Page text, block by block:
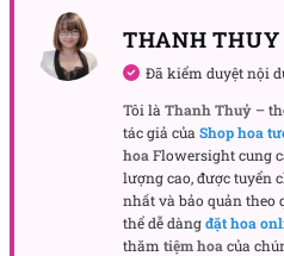
khắc chữ tinh xảo.
Phúc An Khang – Món
Phúc An Khang phù hợp
sự đa dạng trong ứng
chỉ đẹp mắt mà còn mang
người tặng dễ dàng bày tỏ
Hoa mừng khai trương
THANH THUY
Đã kiểm duyệt nội
Tôi là Thanh Thuỷ –
tác giả của Shop hoa
hoa Flowersight cung
lượng cao, được tuyển
nhất và bảo quản theo
thể dễ dàngđặt hoa
thăm tiệm hoa của